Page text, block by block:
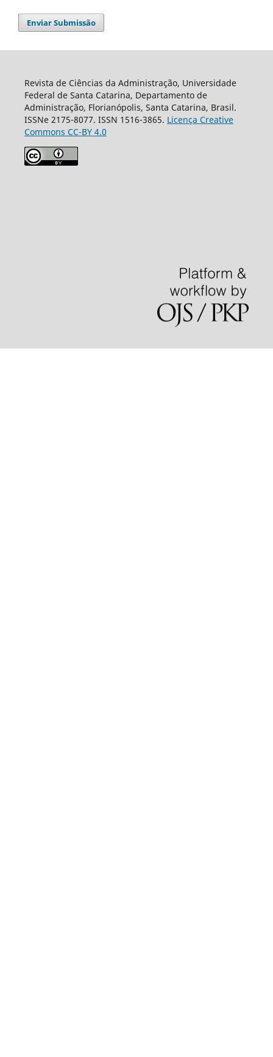
Enviar Submissão
Revista de Ciências da Administração, Universidade
Federal de Santa Catarina, Departamento de
Administração, Florianópolis, Santa Catarina, Brasil.
ISSNe 2175-8077. ISSN 1516-3865. Licença Creative
Commons CC-BY 4.0